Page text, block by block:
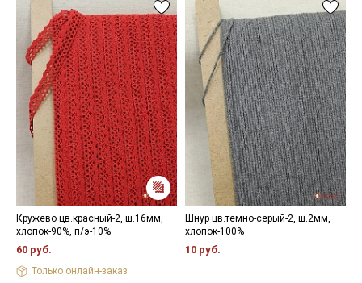
Кружево цв.красный-2, ш.16мм,
хлопок-90%, п/э-10%
60 руб.
Только онлайн-заказ
Шнур цв.темно-серый-2, ш.2мм,
хлопок-100%
10 руб.